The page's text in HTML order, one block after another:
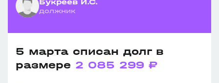
должник
5 марта списан долг в
размере 2 085 299 ₽